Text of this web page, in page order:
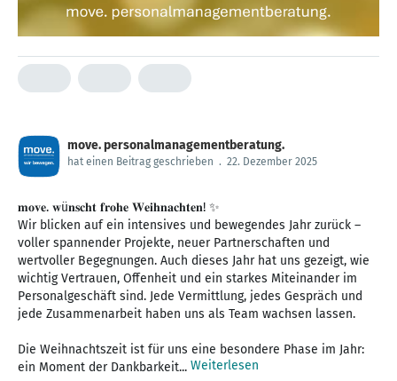
move. personalmanagementberatung.
hat einen Beitrag geschrieben . 22. Dezember 2025
𝐦𝐨𝐯𝐞. 𝐰ü𝐧𝐬𝐜𝐡𝐭 𝐟𝐫𝐨𝐡𝐞 𝐖𝐞𝐢𝐡𝐧𝐚𝐜𝐡𝐭𝐞𝐧! ✨
Wir blicken auf ein intensives und bewegendes Jahr zurück –
voller spannender Projekte, neuer Partnerschaften und
wertvoller Begegnungen. Auch dieses Jahr hat uns gezeigt, wie
wichtig Vertrauen, Offenheit und ein starkes Miteinander im
Personalgeschäft sind. Jede Vermittlung, jedes Gespräch und
jede Zusammenarbeit haben uns als Team wachsen lassen.
Die Weihnachtszeit ist für uns eine besondere Phase im Jahr:
ein Moment der Dankbarkeit... Weiterlesen